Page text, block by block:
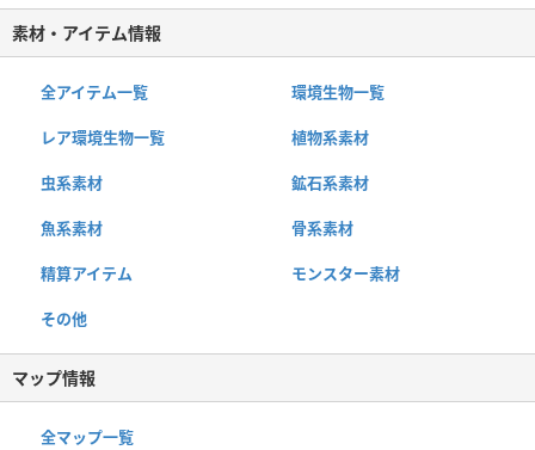
素材・アイテム情報
全アイテム一覧 環境生物一覧
レア環境生物一覧 植物系素材
虫系素材 鉱石系素材
魚系素材 骨系素材
精算アイテム モンスター素材
その他
マップ情報
全マップ一覧